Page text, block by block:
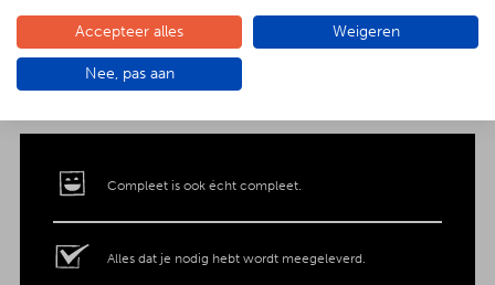
porseleinen schalen gepresenteerd. Dat is
genieten met nóg meer luxe!
Compleet is ook écht compleet.
Alles dat je nodig hebt wordt meegeleverd.
Accepteer alles Weigeren
Nee, pas aan